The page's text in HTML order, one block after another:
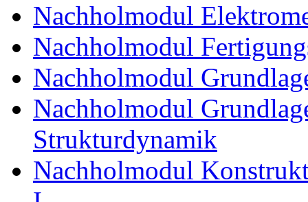
Nachholmodul
Nachholmodul
Nachholmodul
Nachholmodul
Strukturdynamik
Nachholmodul